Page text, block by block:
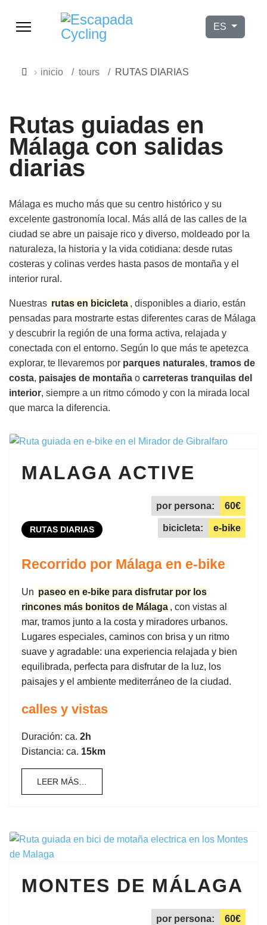
Seleccione
ES
inicio tours RUTAS DIARIAS
Rutas guiadas en
Málaga con salidas
diarias
Málaga es mucho más que su centro histórico y su
excelente gastronomía local. Más allá de las calles de la
ciudad se abre un paisaje rico y diverso, moldeado por la
naturaleza, la historia y la vida cotidiana: desde rutas
costeras y colinas verdes hasta pasos de montaña y el
interior rural.
Nuestras rutas en bicicleta , disponibles a diario, están
pensadas para mostrarte estas diferentes caras de Málaga
y descubrir la región de una forma activa, relajada y
conectada con el entorno. Según lo que más te apetezca
explorar, te llevaremos por parques naturales, tramos de
costa, paisajes de montaña o carreteras tranquilas del
interior, siempre a un ritmo cómodo y con la mirada local
que marca la diferencia.
MALAGA ACTIVE
por persona: 60€
bicicleta: e-bike
RUTAS DIARIAS
Recorrido por Málaga en e-bike
Un paseo en e-bike para disfrutar por los
rincones más bonitos de Málaga , con vistas al
mar, tramos junto a la costa y miradores urbanos.
Lugares especiales, caminos con brisa y un ritmo
suave y agradable: una experiencia relajada y bien
equilibrada, perfecta para disfrutar de la luz, los
paisajes y el ambiente mediterráneo de la ciudad.
calles y vistas
Duración: ca. 2h
Distancia: ca. 15km
LEER MÁS…
MONTES DE MÁLAGA
por persona: 60€